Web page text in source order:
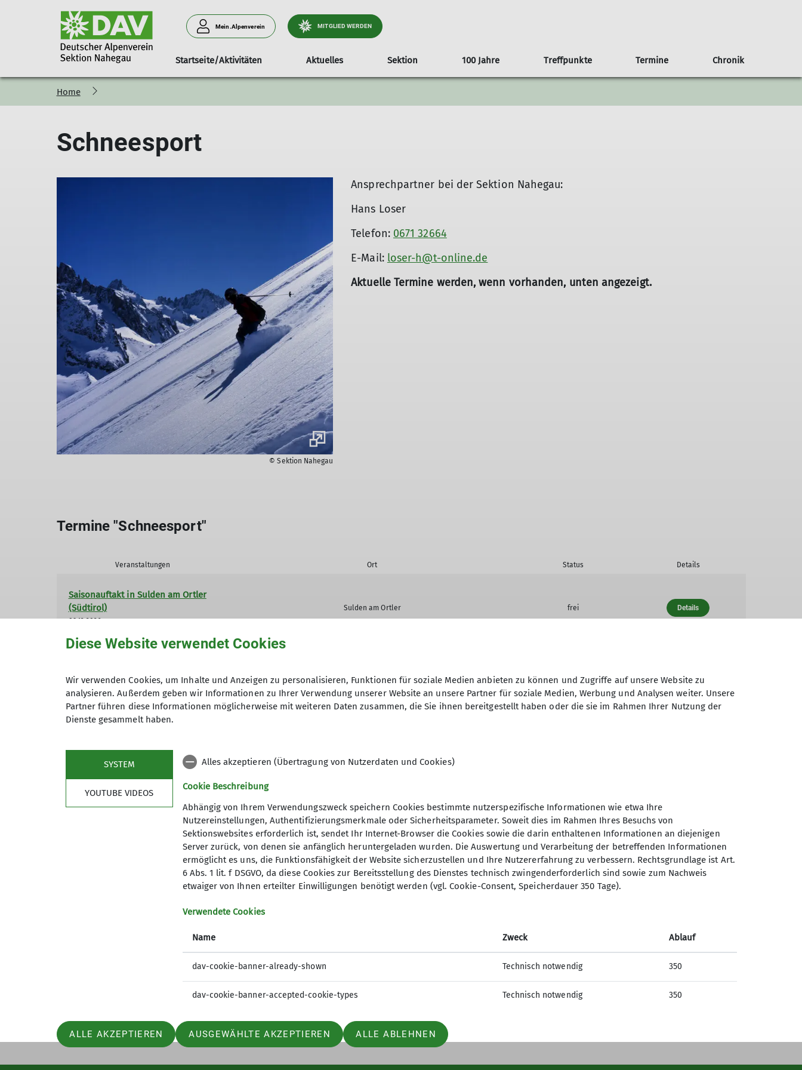
Mein.Alpenverein MITGLIED WERDEN
Startseite/Aktivitäten Aktuelles Sektion
Ansprechpartner Mitgliederinformationen Formulare/Dokumente Vermietung Anfahrt Der Rotenfels
100 Jahre
100 Jahre Sektion Nahegau Pressemitteilung Vortrag Heinz Zack Fotowettbewerb/Kalender Weitere Veranstaltungen
Treffpunkte Termine Chronik
Berichte Mitteilungshefte Video Alpinathlon 2018 25 Jahre Luise Rodrian Haus 75 Jahre Sektion Nahegau
Home
Schneesport
© Sektion Nahegau
Ansprechpartner bei der Sektion Nahegau:
Hans Loser
Telefon: 0671 32664
E-Mail: loser-h@t-online.de
Aktuelle Termine werden, wenn vorhanden, unten angezeigt.
Termine "Schneesport"
Veranstaltungen Ort Status Details
Saisonauftakt in Sulden am Ortler
(Südtirol)
09.12.2026
Sulden am Ortler frei Details
17.01.2027
Skitouren Basics im Stubaital
Sektion Nahegau des
Deutschen Alpenvereins e.V.
Telefon +4915123379397
Diese Website verwendet Cookies
Wir verwenden Cookies, um Inhalte und Anzeigen zu personalisieren, Funktionen für soziale Medien anbieten zu können und Zugriffe auf unsere Website zu
analysieren. Außerdem geben wir Informationen zu Ihrer Verwendung unserer Website an unsere Partner für soziale Medien, Werbung und Analysen weiter. Unsere
Partner führen diese Informationen möglicherweise mit weiteren Daten zusammen, die Sie ihnen bereitgestellt haben oder die sie im Rahmen Ihrer Nutzung der
Dienste gesammelt haben.
SYSTEM
YOUTUBE VIDEOS
Alles akzeptieren (Übertragung von Nutzerdaten und Cookies)
Cookie Beschreibung
Abhängig von Ihrem Verwendungszweck speichern Cookies bestimmte nutzerspezifische Informationen wie etwa Ihre
Nutzereinstellungen, Authentifizierungsmerkmale oder Sicherheitsparameter. Soweit dies im Rahmen Ihres Besuchs von
Sektionswebsites erforderlich ist, sendet Ihr Internet-Browser die Cookies sowie die darin enthaltenen Informationen an diejenigen
Server zurück, von denen sie anfänglich heruntergeladen wurden. Die Auswertung und Verarbeitung der betreffenden Informationen
ermöglicht es uns, die Funktionsfähigkeit der Website sicherzustellen und Ihre Nutzererfahrung zu verbessern. Rechtsgrundlage ist Art.
6 Abs. 1 lit. f DSGVO, da diese Cookies zur Bereitsstellung des Dienstes technisch zwingenderforderlich sind sowie zum Nachweis
etwaiger von Ihnen erteilter Einwilligungen benötigt werden (vgl. Cookie-Consent, Speicherdauer 350 Tage).
Verwendete Cookies
Name Zweck Ablauf
dav-cookie-banner-already-shown Technisch notwendig 350
dav-cookie-banner-accepted-cookie-types Technisch notwendig 350
ALLE AKZEPTIEREN AUSGEWÄHLTE AKZEPTIEREN ALLE ABLEHNEN